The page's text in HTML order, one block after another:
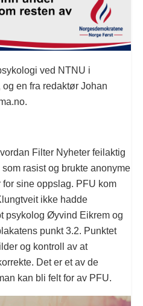
ved NTNU i
en fra redaktør Johan
Filter Nyheter feilaktig
rasist og brukte anonyme
sine oppslag. PFU kom
ikke hadde
psykolog Øyvind Eikrem og
punkt 3.2. Punktet
og kontroll av at
Det er et av de
kan bli felt for av PFU.